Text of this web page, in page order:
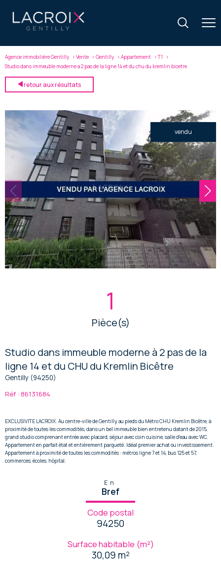
Agence immobilière Gentilly Vente Gentilly Appartement
T1
Studio dans immeuble moderne a 2 pas de la ligne 14 et du chu du kremlin bicetre
retour aux résultats
vendu
1
Pièce(s)
Studio dans immeuble moderne à 2 pas de la
ligne 14 et du CHU du Kremlin Bicêtre
Gentilly (94250)
Réf : 86131684
EXCLUSIVITE LACROIX. Au centre-ville de Gentilly, au pieds du Métro CHU Kremlin Bicêtre, à
proximité de toutes les commodités, dans un bel immeuble bien entretenu datant de 2015,
grand studio comprenant entrée avec placard, séjour avec coin cuisine, salle d'eau avec WC.
Appartement en parfait état et entièrement parqueté. Idéal premier achat ou investissement.
Appartement à proximité de toutes les commodités : métros ligne 7 et 14, bus 125 et 57,
commerces, écoles, hôpital.
En
Bref
Code postal
94250
Surface habitable (m²)
30,09 m²